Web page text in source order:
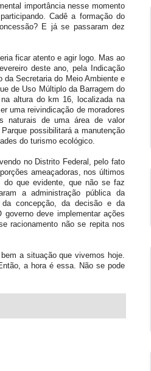
importância nesse momento
Cadê a formação do
E já se passaram dez
ficar atento e agir logo. Mas ao
deste ano, pela Indicação
da Secretaria do Meio Ambiente e
de Uso Múltiplo da Barragem do
altura do km 16, localizada na
uma reivindicação de moradores
naturais de uma área de valor
possibilitará a manutenção
do turismo ecológico.
no Distrito Federal, pelo fato
ameaçadoras, nos últimos
que evidente, que não se faz
a administração pública da
concepção, da decisão e da
deve implementar ações
racionamento não se repita nos
a situação que vivemos hoje.
a hora é essa. Não se pode